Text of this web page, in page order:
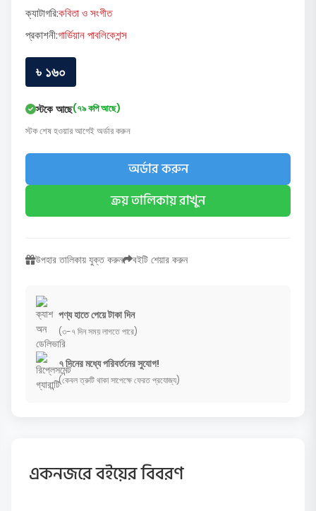
ক্যাটাগরি:কবিতা ও সংগীত
প্রকাশনী:গার্ডিয়ান পাবলিকেশন্স
৳ ১৬০
স্টকে আছে(৭৯ কপি আছে)
স্টক শেষ হওয়ার আগেই অর্ডার করুন
অর্ডার করুন
ক্রয় তালিকায় রাখুন
উপহার তালিকায় যুক্ত করুন বইটি শেয়ার করুন
পণ্য হাতে পেয়ে টাকা দিন
(৩-৭ দিন সময় লাগতে পারে)
৭ দিনের মধ্যে পরিবর্তনের সুযোগ!
(কেবল ত্রুটি থাকা সাপেক্ষে ফেরত প্রযোজ্য)
একনজরে বইয়ের বিবরণ